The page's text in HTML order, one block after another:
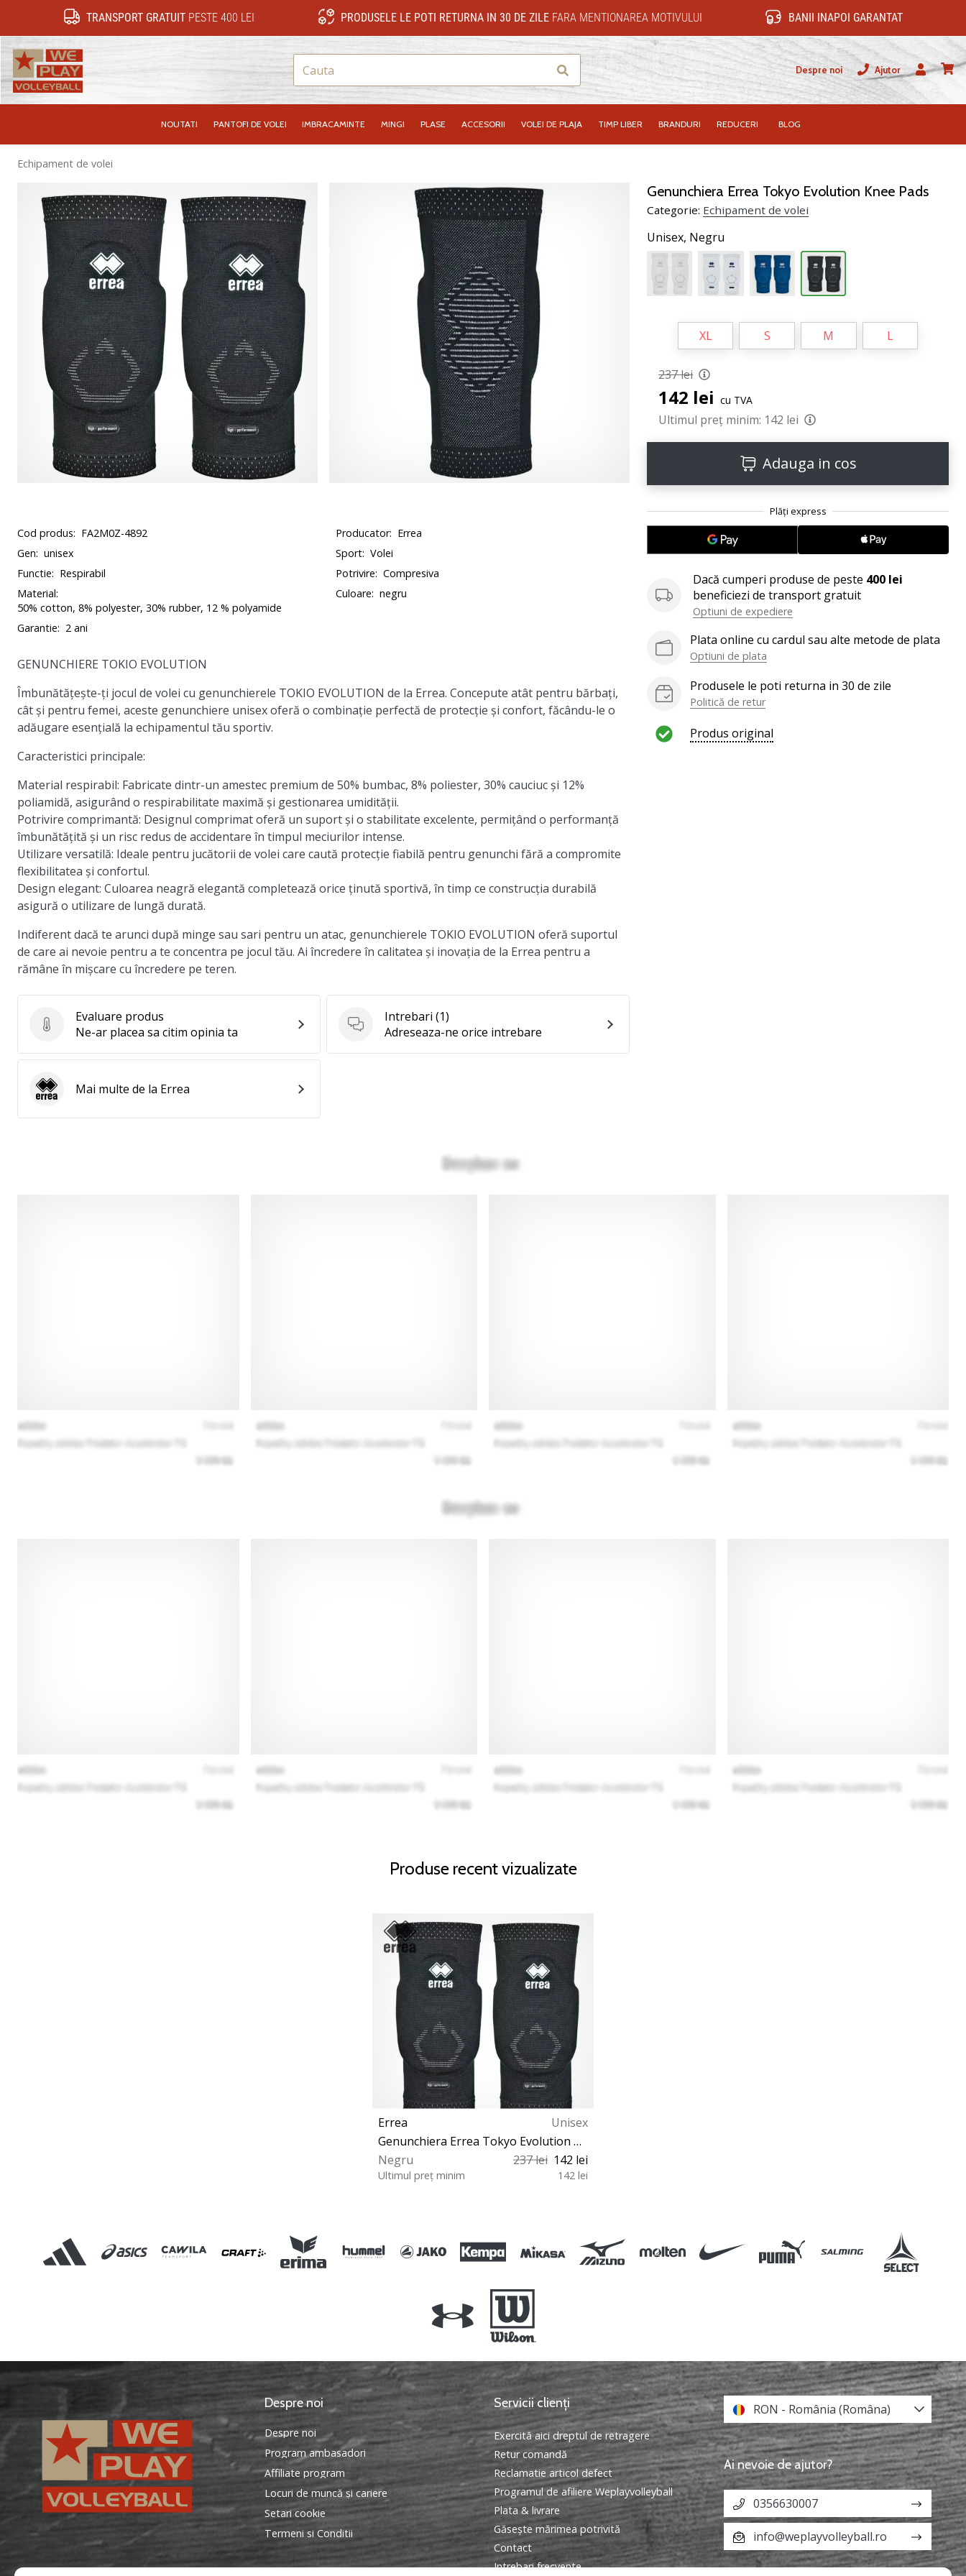
TRANSPORT GRATUITPESTE 400 LEI PRODUSELE LE POTI RETURNA IN 30 DE ZILEFARA MENTIONAREA MOTIVULUI BANII INAPOI GARANTAT
Cauta Despre noi
Ajutor
Utilizator
NOUTATI PANTOFI DE VOLEI IMBRACAMINTE MINGI PLASE ACCESORII VOLEI DE PLAJA TIMP LIBER BRANDURI REDUCERI BLOG
Echipament de volei
Genunchiera Errea Tokyo Evolution Knee Pads
Categorie: Echipament de volei
Unisex, Negru
XL S M L
237 lei
142 lei cu TVA
Ultimul preț minim: 142 lei
Adauga in cos
Dacă cumperi produse de peste 400 lei
beneficiezi de transport gratuit
Optiuni de expediere
Plata online cu cardul sau alte metode de plata
Optiuni de plata
Produsele le poti returna in 30 de zile
Politică de retur
Produs original
Cod produs: FA2M0Z-4892 Producator: Errea
Gen: unisex Sport: Volei
Functie: Respirabil Potrivire: Compresiva
Material:
50% cotton, 8% polyester, 30% rubber, 12 % polyamide
Culoare: negru
Garantie: 2 ani
GENUNCHIERE TOKIO EVOLUTION
Îmbunătățește-ți jocul de volei cu genunchierele TOKIO EVOLUTION de la Errea. Concepute atât pentru bărbați,
cât și pentru femei, aceste genunchiere unisex oferă o combinație perfectă de protecție și confort, făcându-le o
adăugare esențială la echipamentul tău sportiv.
Caracteristici principale:
Material respirabil: Fabricate dintr-un amestec premium de 50% bumbac, 8% poliester, 30% cauciuc și 12%
poliamidă, asigurând o respirabilitate maximă și gestionarea umidității.
Potrivire comprimantă: Designul comprimat oferă un suport și o stabilitate excelente, permițând o performanță
îmbunătățită și un risc redus de accidentare în timpul meciurilor intense.
Utilizare versatilă: Ideale pentru jucătorii de volei care caută protecție fiabilă pentru genunchi fără a compromite
flexibilitatea și confortul.
Design elegant: Culoarea neagră elegantă completează orice ținută sportivă, în timp ce construcția durabilă
asigură o utilizare de lungă durată.
Indiferent dacă te arunci după minge sau sari pentru un atac, genunchierele TOKIO EVOLUTION oferă suportul
de care ai nevoie pentru a te concentra pe jocul tău. Ai încredere în calitatea și inovația de la Errea pentru a
rămâne în mișcare cu încredere pe teren.
Evaluare produs
Evaluare produs
Ne-ar placea sa citim opinia ta
Intrebari
Intrebari (1)
Adreseaza-ne orice intrebare
Errea Mai multe de la Errea
Produse recent vizualizate
Errea
Unisex
Genunchiera Errea Tokyo Evolution Knee Pads
Negru
237 lei 142 lei
Ultimul preț minim 142 lei
WePlayVolleyball.ro
Despre noi
Despre noi
Program ambasadori
Affiliate program
Locuri de muncă și cariere
Setari cookie
Termeni si Conditii
Servicii clienți
Exercită aici dreptul de retragere
Retur comandă
Reclamatie articol defect
Programul de afiliere Weplayvolleyball
Plata & livrare
Găseşte mărimea potrivită
Contact
Intrebari frecvente
RON - România (Româna)
Ai nevoie de ajutor?
0356630007
info@weplayvolleyball.ro